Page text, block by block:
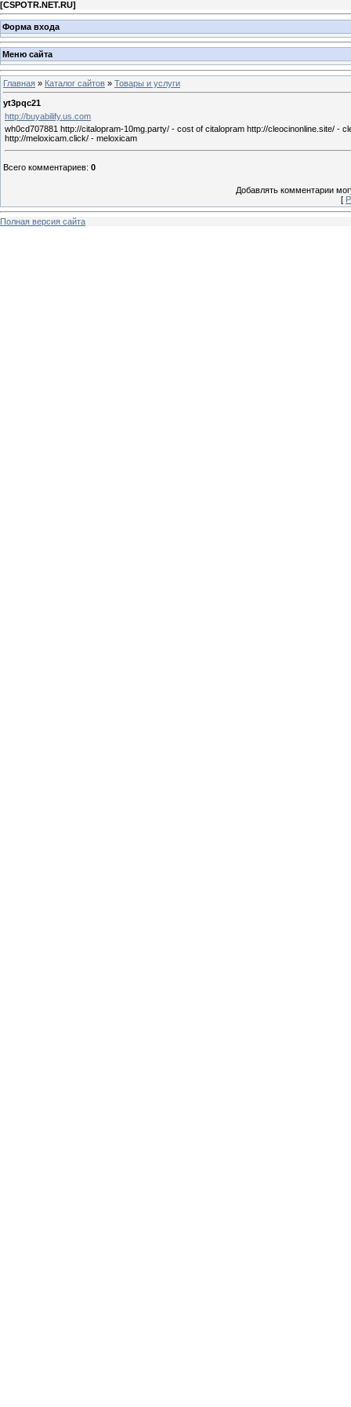
[CSPOTR.NET.RU]
Форма входа
Меню сайта
Главная » Каталог сайтов » Товары и услуги
yt3pqc21
http://buyabilify.us.com
wh0cd707881 http://citalopram-10mg.party/ - cost of citalopram http://cleocinonline.site/ -
http://meloxicam.click/ - meloxicam
Всего комментариев: 0
Добавлять комментарии
[
Полная версия сайта